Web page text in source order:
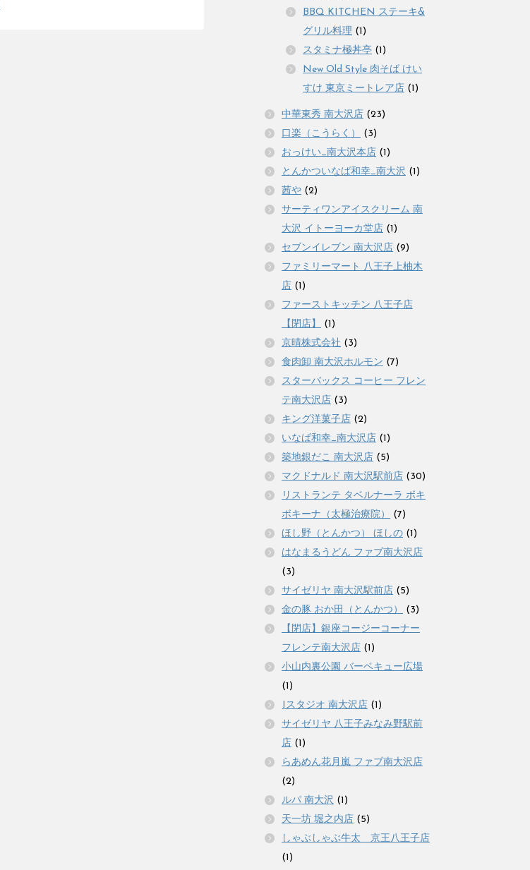
BBQ KITCHEN ステーキ&
グリル料理 (1)
スタミナ極丼亭 (1)
New Old Style 肉そば けい
すけ 東京ミートレア店 (1)
中華東秀 南大沢店 (23)
口楽（こうらく）
(3)
おっけい_南大沢本店 (1)
とんかついなば和幸_南大沢 (1)
茜や (2)
サーティワンアイスクリーム 南
大沢 イトーヨーカ堂店 (1)
セブンイレブン 南大沢店 (9)
ファミリーマート 八王子上柚木
店 (1)
ファーストキッチン 八王子店
【閉店】
(1)
京晴株式会社 (3)
食肉卸 南大沢ホルモン (7)
スターバックス コーヒー フレン
テ南大沢店 (3)
キング洋菓子店 (2)
いなば和幸_南大沢店 (1)
築地銀だこ 南大沢店 (5)
マクドナルド 南大沢駅前店 (30)
リストランテ タベルナーラ ボキ
ボキーナ（太極治療院）
(7)
ほし野（とんかつ） ほしの (1)
はなまるうどん ファブ南大沢店
(3)
サイゼリヤ 南大沢駅前店 (5)
金の豚 おか田（とんかつ）
(3)
【閉店】銀座コージーコーナー
フレンテ南大沢店 (1)
小山内裏公園 バーベキュー広場
(1)
Jスタジオ 南大沢店 (1)
サイゼリヤ 八王子みなみ野駅前
店 (1)
らあめん花月嵐 ファブ南大沢店
(2)
ルパ 南大沢 (1)
天一坊 堀之内店 (5)
しゃぶしゃぶ牛太 京王八王子店
(1)